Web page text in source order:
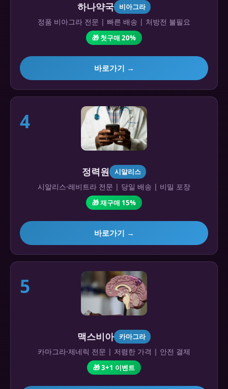
하나약국 비아그라
정품 비아그라 전문 | 빠른 배송 | 처방전 불필요
🎁 첫구매 20%
바로가기 →
4
정력원 시알리스
시알리스·레비트라 전문 | 당일 배송 | 비밀 포장
🎁 재구매 15%
바로가기 →
5
맥스비아 카마그라
카마그라·제네릭 전문 | 저렴한 가격 | 안전 결제
🎁 3+1 이벤트